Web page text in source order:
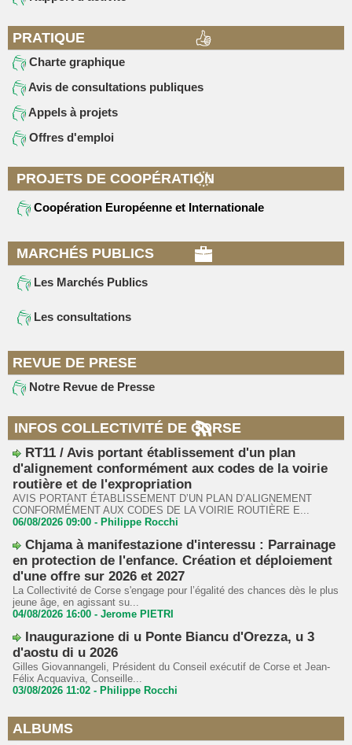
PRATIQUE
Charte graphique
Avis de consultations publiques
Appels à projets
Offres d'emploi
PROJETS DE COOPÉRATION
Coopération Européenne et Internationale
MARCHÉS PUBLICS
Les Marchés Publics
Les consultations
REVUE DE PRESE
Notre Revue de Presse
INFOS COLLECTIVITÉ DE CORSE
RT11 / Avis portant établissement d'un plan
d'alignement conformément aux codes de la voirie
routière et de l'expropriation
AVIS PORTANT ÉTABLISSEMENT D’UN PLAN D’ALIGNEMENT
CONFORMÉMENT AUX CODES DE LA VOIRIE ROUTIÈRE E...
06/08/2026 09:00 - Philippe Rocchi
Chjama à manifestazione d'interessu : Parrainage
en protection de l'enfance. Création et déploiement
d'une offre sur 2026 et 2027
La Collectivité de Corse s'engage pour l’égalité des chances dès le plus
jeune âge, en agissant su...
04/08/2026 16:00 - Jerome PIETRI
Inaugurazione di u Ponte Biancu d'Orezza, u 3
d'aostu di u 2026
Gilles Giovannangeli, Président du Conseil exécutif de Corse et Jean-
Félix Acquaviva, Conseille...
03/08/2026 11:02 - Philippe Rocchi
ALBUMS